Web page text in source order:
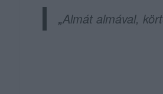
„Almát almával,